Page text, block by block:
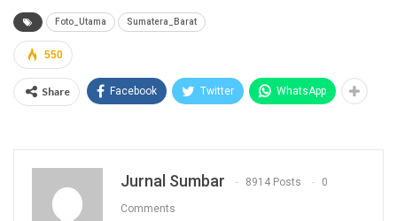
Foto_Utama Sumatera_Barat
550
Share Facebook Twitter WhatsApp
Jurnal Sumbar 8914 Posts 0
Comments